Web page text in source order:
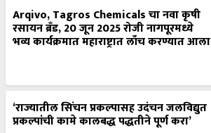
Arqivo, Tagros Chemicals चा नवा कृषी
रसायन ब्रँड, 20 जून 2025 रोजी नागपूरमध्ये
भव्य कार्यक्रमात महाराष्ट्रात लाँच करण्यात आला
‘राज्यातील सिंचन प्रकल्पासह उदंचन जलविद्युत
प्रकल्पांची कामे कालबद्ध पद्धतीने पूर्ण करा’